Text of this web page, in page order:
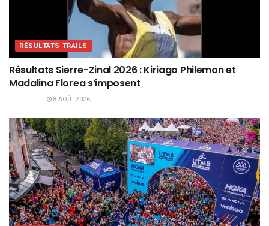
RÉSULTATS TRAILS
Résultats Sierre-Zinal 2026 : Kiriago Philemon et
Madalina Florea s’imposent
8 AOÛT 2026